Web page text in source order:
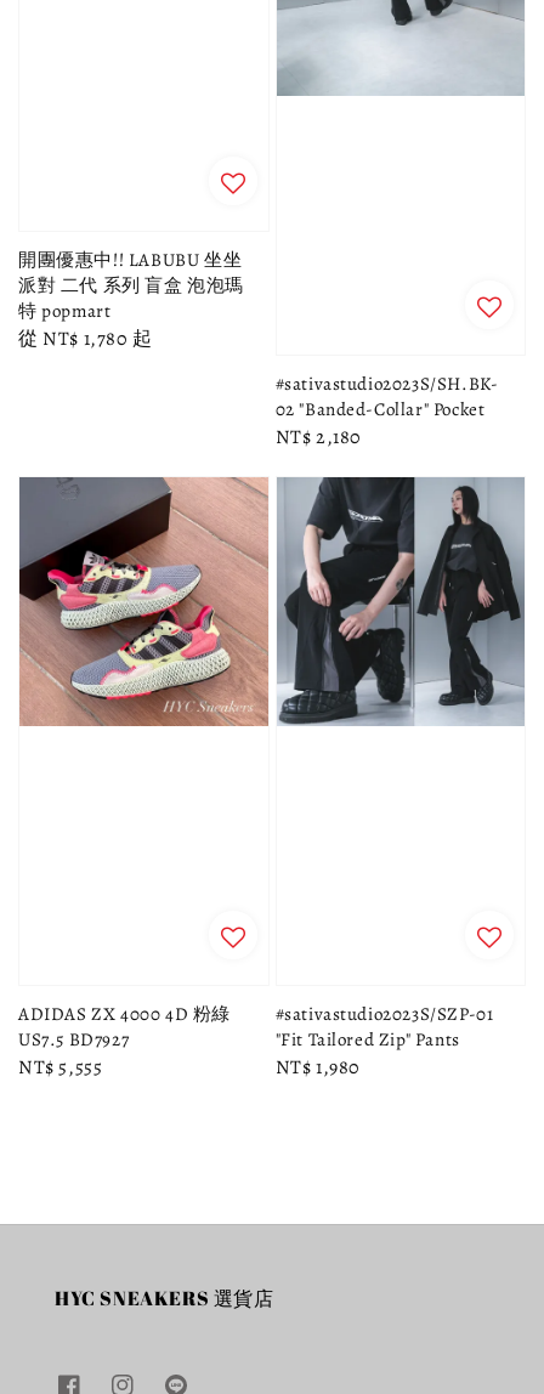
開團優惠中!! LABUBU 坐坐
派對 二代 系列 盲盒 泡泡瑪
特 popmart
Regular
從 NT$ 1,780 起
#sativastudio2023S/SH.BK-
02 "Banded-Collar" Pocket
Regular
NT$ 2,180
ADIDAS ZX 4000 4D 粉綠
US7.5 BD7927
Regular
NT$ 5,555
#sativastudio2023S/SZP-01
"Fit Tailored Zip" Pants
Regular
NT$ 1,980
HYC SNEAKERS 選貨店